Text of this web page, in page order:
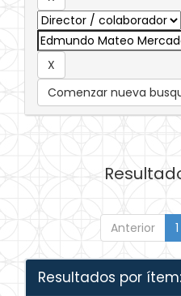
Comenzar nueva
Anterior 1
Resultados por ítem: